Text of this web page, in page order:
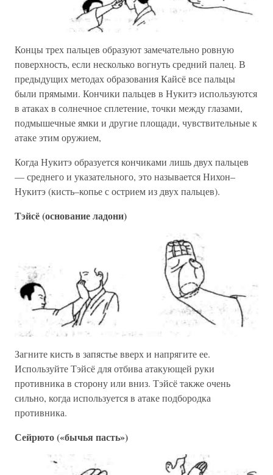
Концы трех пальцев образуют замечательно ровную
поверхность, если несколько вогнуть средний палец. В
предыдущих методах образования Кайсё все пальцы
были прямыми. Кончики пальцев в Нукитэ используются
в атаках в солнечное сплетение, точки между глазами,
подмышечные ямки и другие площади, чувствительные к
атаке этим оружием,
Когда Нукитэ образуется кончиками лишь двух пальцев
— среднего и указательного, это называется Нихон–
Нукитэ (кисть–копье с острием из двух пальцев).
Тэйсё (основание ладони)
Загните кисть в запястье вверх и напрягите ее.
Используйте Тэйсё для отбива атакующей руки
противника в сторону или вниз. Тэйсё также очень
сильно, когда используется в атаке подбородка
противника.
Сейрюто («бычья пасть»)